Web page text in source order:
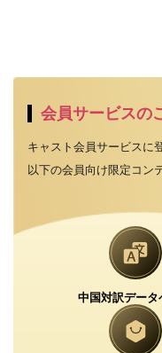
会員サービスの
キャスト会員サービスに
以下の会員向け限定コン
中国対訳データ